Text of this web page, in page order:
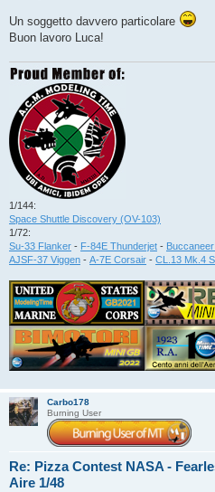
s
a
i
o
Un soggetto davvero particolare
Buon lavoro Luca!
1/144:
Space Shuttle Discovery (OV-103)
1/72:
Su-33 Flanker - F-84E Thunderjet -
AJSF-37 Viggen - A-7E Corsair - CL.13 Mk.4
Carbo178
Burning User
Re: Pizza Contest NASA -
Aire 1/48